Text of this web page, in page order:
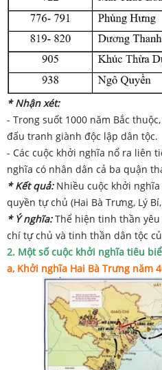
* Nhận xét:
- Trong suốt 1000 năm Bắc
đấu tranh giành độc lập dân tộc.
- Các cuộc khởi nghĩa nổ ra liên
nghĩa có nhân dân cả ba quận
* Kết quả:Nhiều cuộc khởi
quyền tự chủ (Hai Bà Trưng, Lý
* Ý nghĩa:Thể hiện tinh thần yêu
chí tự chủ và tinh thần dân tộc
2. Một số cuộc khởi nghĩa tiêu
a, Khởi nghĩa Hai Bà Trưng năm